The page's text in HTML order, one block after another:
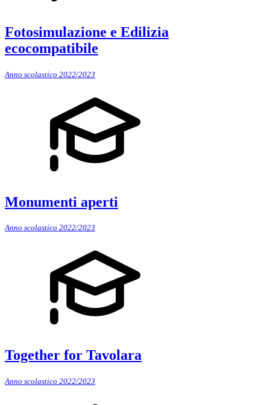
Fotosimulazione e Edilizia
ecocompatibile
Anno scolastico 2022/2023
Monumenti aperti
Anno scolastico 2022/2023
Together for Tavolara
Anno scolastico 2022/2023